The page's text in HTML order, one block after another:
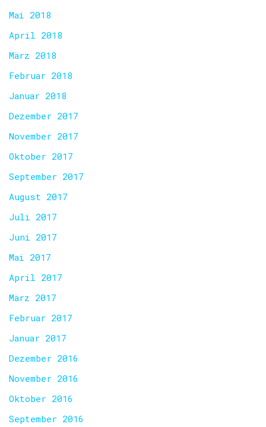
Mai 2018
April 2018
März 2018
Februar 2018
Januar 2018
Dezember 2017
November 2017
Oktober 2017
September 2017
August 2017
Juli 2017
Juni 2017
Mai 2017
April 2017
März 2017
Februar 2017
Januar 2017
Dezember 2016
November 2016
Oktober 2016
September 2016